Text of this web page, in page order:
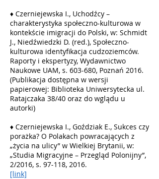
♦ Czerniejewska I., Uchodźcy –
charakterystyka społeczno-kulturowa w
kontekście imigracji do Polski, w: Schmidt
J., Niedźwiedzki D. (red.), Społeczno-
kulturowa identyfikacja cudzoziemców.
Raporty i ekspertyzy, Wydawnictwo
Naukowe UAM, s. 603-680, Poznań 2016.
(Publikacja dostępna w wersji
papierowej: Biblioteka Uniwersytecka ul.
Ratajczaka 38/40 oraz do wglądu u
autorki)
♦ Czerniejewska I., Goździak E., Sukces czy
porażka? O Polakach powracających z
„życia na ulicy” w Wielkiej Brytanii, w:
„Studia Migracyjne – Przegląd Polonijny”,
2/2016, s. 97-118, 2016.
[link]